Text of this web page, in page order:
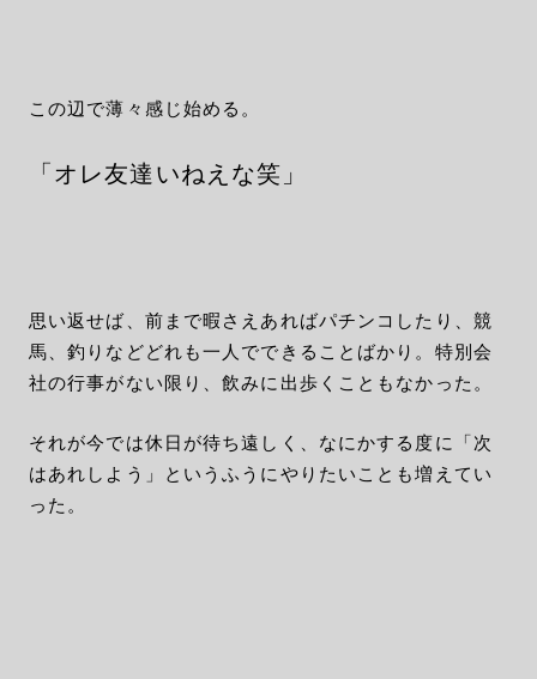
この辺で薄々感じ始める。
「オレ友達いねえな笑」
思い返せば、前まで暇さえあればパチンコしたり、競
馬、釣りなどどれも一人でできることばかり。特別会
社の行事がない限り、飲みに出歩くこともなかった。
それが今では休日が待ち遠しく、なにかする度に「次
はあれしよう」というふうにやりたいことも増えてい
った。